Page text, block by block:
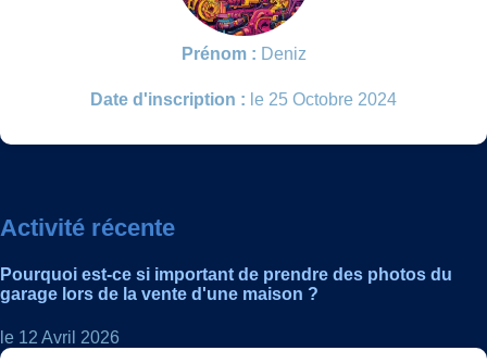
Prénom : Deniz
Date d'inscription : le 25 Octobre 2024
Activité récente
Pourquoi est-ce si important de prendre des photos du
garage lors de la vente d'une maison ?
le 12 Avril 2026